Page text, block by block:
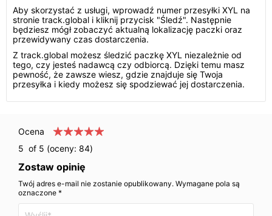
Aby skorzystać z usługi, wprowadź numer przesyłki XYL na
stronie track.global i kliknij przycisk "Śledź". Następnie
będziesz mógł zobaczyć aktualną lokalizację paczki oraz
przewidywany czas dostarczenia.
Z track.global możesz śledzić paczkę XYL niezależnie od
tego, czy jesteś nadawcą czy odbiorcą. Dzięki temu masz
pewność, że zawsze wiesz, gdzie znajduje się Twoja
przesyłka i kiedy możesz się spodziewać jej dostarczenia.
Ocena
5 of 5 (oceny: 84)
Zostaw opinię
Twój adres e-mail nie zostanie opublikowany. Wymagane pola są
oznaczone *